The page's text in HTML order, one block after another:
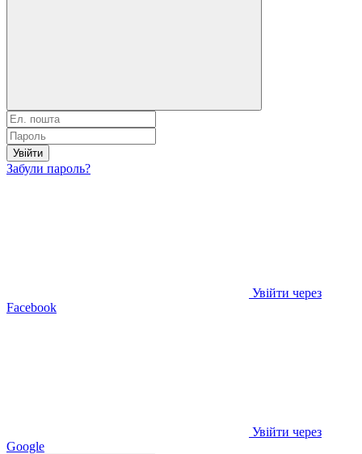
Увійти
Забули пароль?
Увійти через
Facebook
Увійти через
Google